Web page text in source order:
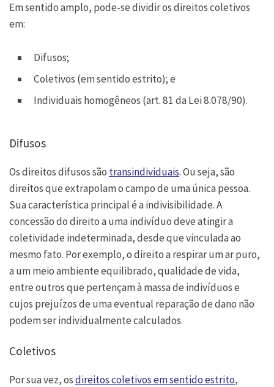
Em sentido amplo, pode-se dividir os direitos coletivos
em:
Difusos;
Coletivos (em sentido estrito); e
Individuais homogêneos (art. 81 da Lei 8.078/90).
Difusos
Os direitos difusos são transindividuais. Ou seja, são
direitos que extrapolam o campo de uma única pessoa.
Sua característica principal é a indivisibilidade. A
concessão do direito a uma indivíduo deve atingir a
coletividade indeterminada, desde que vinculada ao
mesmo fato. Por exemplo, o direito a respirar um ar puro,
a um meio ambiente equilibrado, qualidade de vida,
entre outros que pertençam à massa de indivíduos e
cujos prejuízos de uma eventual reparação de dano não
podem ser individualmente calculados.
Coletivos
Por sua vez, osdireitos coletivos em sentido estrito,